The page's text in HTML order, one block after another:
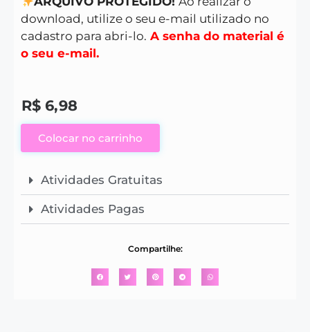
download, utilize o seu e-mail utilizado no
cadastro para abri-lo. A senha do material é
o seu e-mail.
R$ 6,98
Colocar no carrinho
Atividades Gratuitas
Atividades Pagas
Compartilhe: